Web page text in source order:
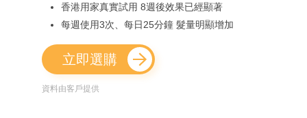
香港用家真實試用 8週後效果已經顯著
每週使用3次、每日25分鐘 髮量明顯增加
立即選購
資料由客戶提供